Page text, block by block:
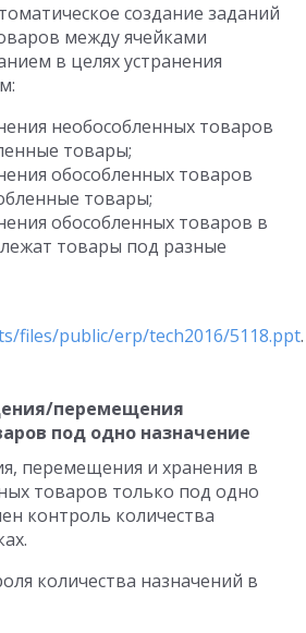
создание заданий
между ячейками
в целях устранения
необособленных товаров
товары;
обособленных товаров
товары;
обособленных товаров в
товары под разные
files/public/erp/tech2016/5118.ppt.
перемещения
под одно назначение
перемещения и хранения в
товаров только под одно
контроль количества
количества назначений в